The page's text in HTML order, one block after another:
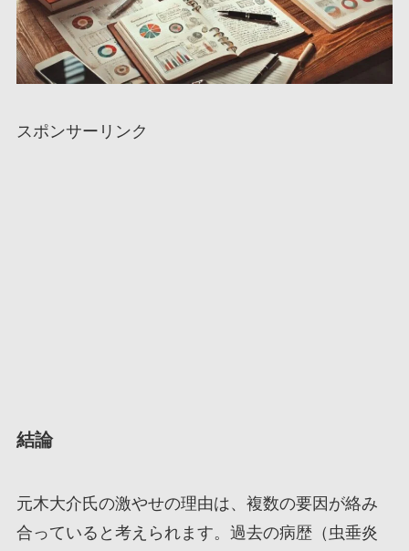
スポンサーリンク
結論
元木大介氏の激やせの理由は、複数の要因が絡み
合っていると考えられます。過去の病歴（虫垂炎